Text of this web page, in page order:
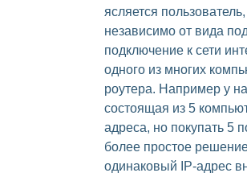
ясляется
независимо от вида
подключение к сети
одного из многих
роутера. Например у
состоящая из 5
адреса, но покупать 5
более простое
одинаковый IP-адрес